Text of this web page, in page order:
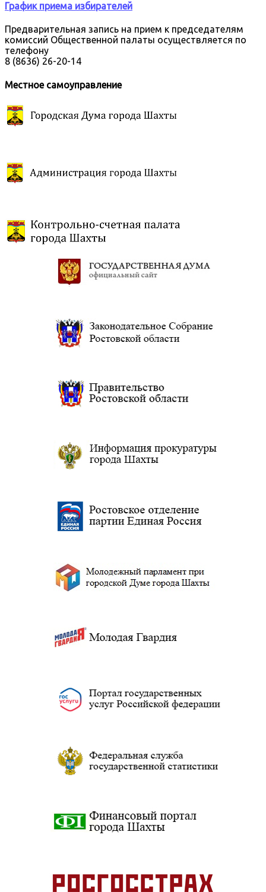
График приема избирателей
Предварительная запись на прием к председателям
комиссий Общественной палаты осуществляется по
телефону
8 (8636) 26-20-14
Местное самоуправление